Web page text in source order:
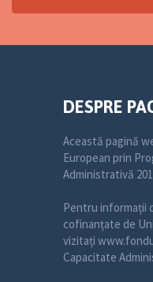
DESPRE
Această pagină
European prin
Administrativă
Pentru informații
cofinanțate de
vizitați
Capacitate